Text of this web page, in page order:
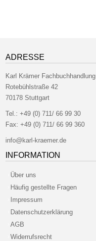
ADRESSE
Karl Krämer Fachbuchhandlung
Rotebühlstraße 42
70178 Stuttgart
Tel.:+49 (0) 711/ 66 99 30
Fax: +49 (0) 711/ 66 99 360
info@karl-kraemer.de
INFORMATION
Über uns
Häufig gestellte Fragen
Impressum
Datenschutzerklärung
AGB
Widerrufsrecht